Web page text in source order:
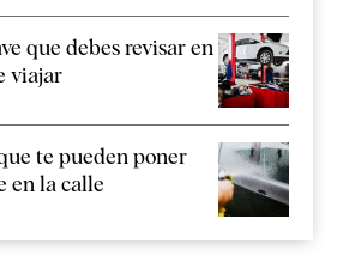
que debes revisar en
viajar
te pueden poner
en la calle